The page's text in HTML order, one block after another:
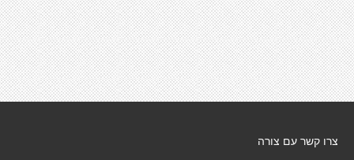
צרו קשר עם צורה